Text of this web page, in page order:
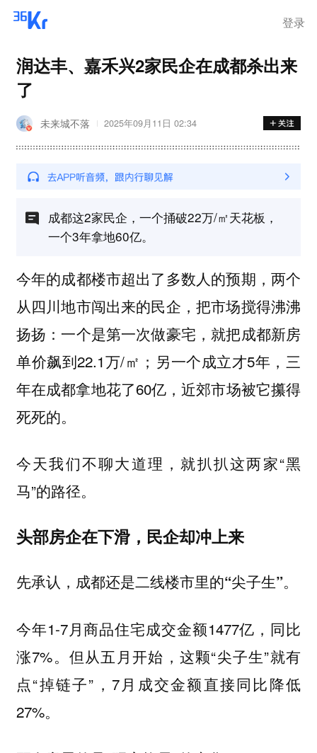
登录
润达丰、嘉禾兴2家民企在成都杀出来
了
未来城不落 2025年09月11日 02:34
成都这2家民企，一个捅破22万/㎡天花板，
一个3年拿地60亿。
今年的成都楼市超出了多数人的预期，两个
从四川地市闯出来的民企，把市场搅得沸沸
扬扬：一个是第一次做豪宅，就把成都新房
单价飙到22.1万/㎡；另一个成立才5年，三
年在成都拿地花了60亿，近郊市场被它攥得
死死的。
今天我们不聊大道理，就扒扒这两家“黑
马”的路径。
头部房企在下滑，民企却冲上来
先承认，成都还是二线楼市里的“尖子生”。
今年1-7月商品住宅成交金额1477亿，同比
涨7%。但从五月开始，这颗“尖子生”就有
点“掉链子”，7月成交金额直接同比降低
27%。